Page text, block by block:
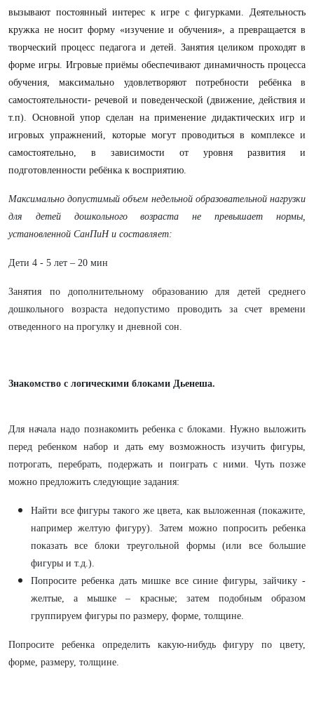
вызывают постоянный интерес к игре с фигурками. Деятельность
кружка не носит форму «изучение и обучения», а превращается в
творческий процесс педагога и детей. Занятия целиком проходят в
форме игры. Игровые приёмы обеспечивают динамичность процесса
обучения, максимально удовлетворяют потребности ребёнка в
самостоятельности- речевой и поведенческой (движение, действия и
т.п). Основной упор сделан на применение дидактических игр и
игровых упражнений, которые могут проводиться в комплексе и
самостоятельно, в зависимости от уровня развития и
подготовленности ребёнка к восприятию.
Максимально допустимый объем недельной образовательной нагрузки
для детей дошкольного возраста не превышает нормы,
установленной СанПиН и составляет:
Дети 4 - 5 лет – 20 мин
Занятия по дополнительному образованию для детей среднего
дошкольного возраста недопустимо проводить за счет времени
отведенного на прогулку и дневной сон.
Знакомство с логическими блоками Дьенеша.
Для начала надо познакомить ребенка с блоками. Нужно выложить
перед ребенком набор и дать ему возможность изучить фигуры,
потрогать, перебрать, подержать и поиграть с ними. Чуть позже
можно предложить следующие задания:
Найти все фигуры такого же цвета, как выложенная (покажите,
например желтую фигуру). Затем можно попросить ребенка
показать все блоки треугольной формы (или все большие
фигуры и т.д.).
Попросите ребенка дать мишке все синие фигуры, зайчику -
желтые, а мышке – красные; затем подобным образом
группируем фигуры по размеру, форме, толщине.
Попросите ребенка определить какую-нибудь фигуру по цвету,
форме, размеру, толщине.